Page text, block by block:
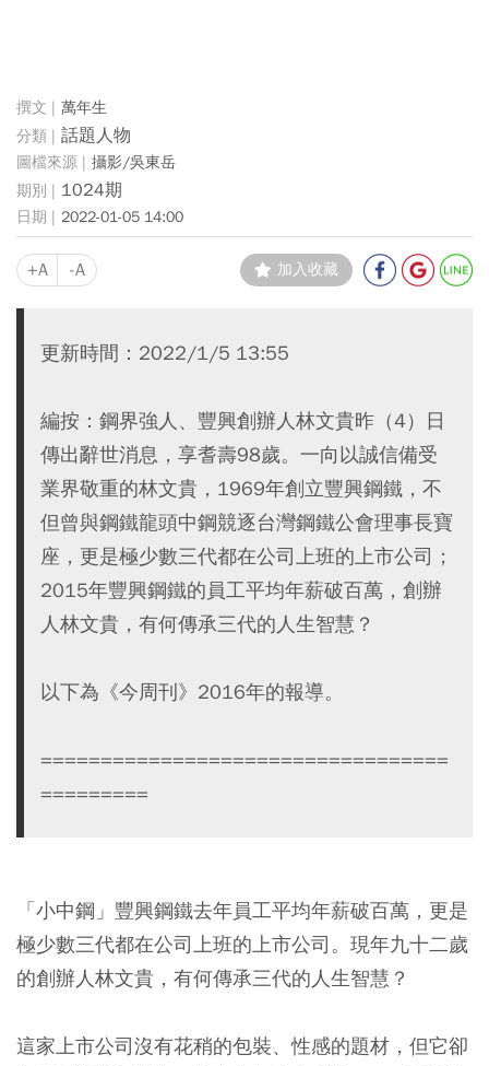
萬年生
話題人物
攝影/吳東岳
1024期
2022-01-05 14:00
+A -A 加入收藏
更新時間：2022/1/5 13:55
編按：鋼界強人、豐興創辦人林文貴昨（4）日
傳出辭世消息，享耆壽98歲。一向以誠信備受
業界敬重的林文貴，1969年創立豐興鋼鐵，不
但曾與鋼鐵龍頭中鋼競逐台灣鋼鐵公會理事長寶
座，更是極少數三代都在公司上班的上市公司；
2015年豐興鋼鐵的員工平均年薪破百萬，創辦
人林文貴，有何傳承三代的人生智慧？
以下為《今周刊》2016年的報導。
==================================
=========
「小中鋼」豐興鋼鐵去年員工平均年薪破百萬，更是
極少數三代都在公司上班的上市公司。現年九十二歲
的創辦人林文貴，有何傳承三代的人生智慧？
這家上市公司沒有花稍的包裝、性感的題材，但它卻